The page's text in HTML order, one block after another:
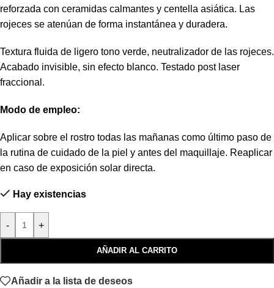
reforzada con ceramidas calmantes y centella asiática. Las
rojeces se atenúan de forma instantánea y duradera.
Textura fluida de ligero tono verde, neutralizador de las rojeces.
Acabado invisible, sin efecto blanco. Testado post laser
fraccional.
Modo de empleo:
Aplicar sobre el rostro todas las mañanas como último paso de
la rutina de cuidado de la piel y antes del maquillaje. Reaplicar
en caso de exposición solar directa.
Hay existencias
- +
AÑADIR AL CARRITO
Añadir a la lista de deseos